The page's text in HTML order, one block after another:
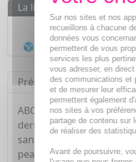
La livraison
Livraison gratuite
Acheminement
Présentation
ABCDerm Gel moussant
dermatologique
sans savon
peau sensible et délicate
Sur nos sites et nos
recueillons à chacune
données vous
permettent de vous
services les plus
vous adresser, en
des communications et
et de mesurer leur
permettent également
nos sites à vos
partage de contenu sur
de réaliser des
Avant de poursuivre,